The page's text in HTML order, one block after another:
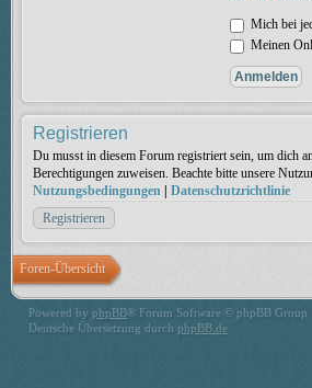
Mich bei
Meinen
Registrieren
Du musst in diesem Forum registriert sein, um dich
Berechtigungen zuweisen. Beachte bitte unsere
Nutzungsbedingungen
Datenschutzrichtlinie
Registrieren
Foren-Übersicht
Powered by phpBB® Forum Software © phpBB Group
Deutsche Übersetzung durch phpBB.de